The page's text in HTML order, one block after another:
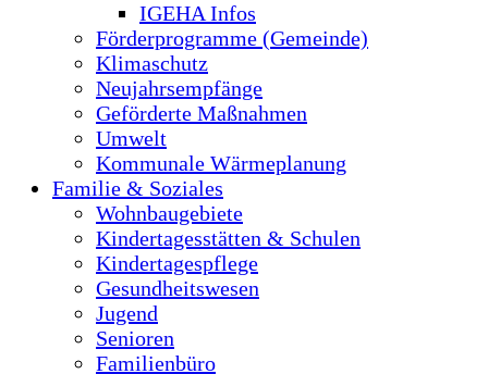
IGEHA Infos
Förderprogramme (Gemeinde)
Klimaschutz
Neujahrsempfänge
Geförderte Maßnahmen
Umwelt
Kommunale Wärmeplanung
Familie & Soziales
Wohnbaugebiete
Kindertagesstätten & Schulen
Kindertagespflege
Gesundheitswesen
Jugend
Senioren
Familienbüro